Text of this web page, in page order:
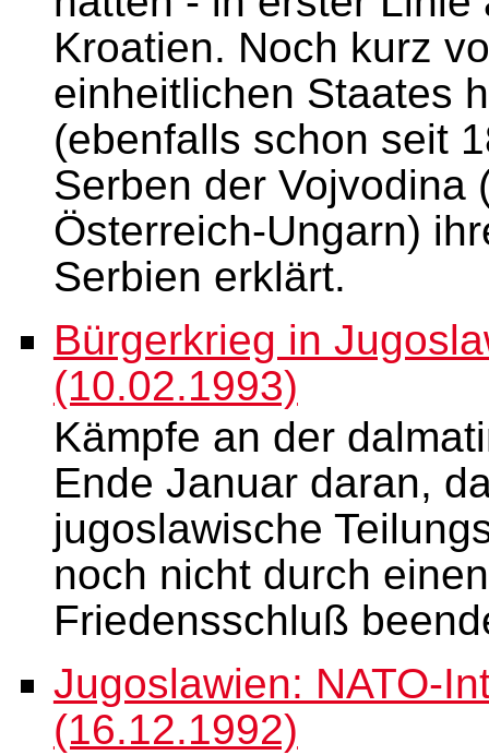
Kroatien. Noch kurz
einheitlichen Staates
(ebenfalls schon seit
Serben der Vojvodina
Österreich-Ungarn)
Serbien erklärt.
Bürgerkrieg in
(10.02.1993)
Kämpfe an der
Ende Januar daran,
jugoslawische
noch nicht durch
Friedensschluß
Jugoslawien: NATO-
(16.12.1992)